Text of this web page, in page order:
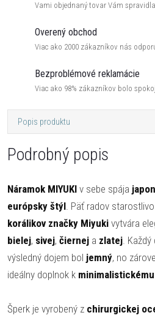
Vami objednaný tovar Vám
Overený obchod
Viac ako 2000 zákazníkov nás
Bezproblémové reklamácie
Viac ako 98% zákazníkov bolo
Popis produktu
Podrobný popis
Náramok MIYUKI v sebe spája
európsky štýl. Päť radov
korálikov značky Miyuki vytvára
bielej, sivej, čiernej a zlatej.
výsledný dojem bol jemný, no
ideálny doplnok k minimalistickému
Šperk je vyrobený z chirurgickej